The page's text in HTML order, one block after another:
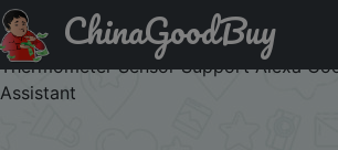
Придбати по знижці Tuya New WiFi
Humidity Sensor Smart Life Backlight
Thermometer Sensor Support Alexa
Assistant
ChinaGoodBuy